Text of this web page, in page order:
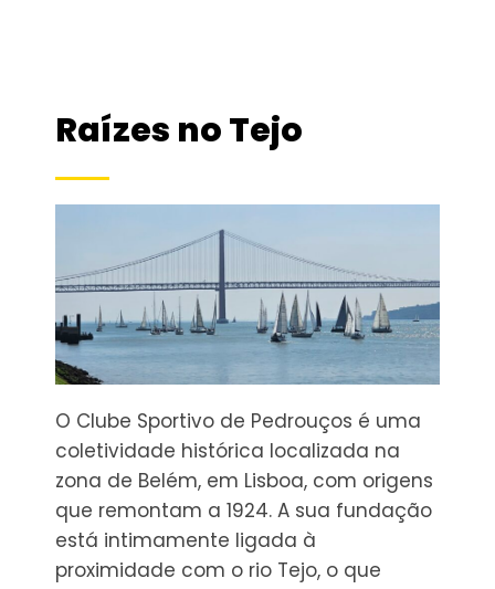
Raízes no Tejo
O Clube Sportivo de Pedrouços é uma
coletividade histórica localizada na
zona de Belém, em Lisboa, com origens
que remontam a 1924. A sua fundação
está intimamente ligada à
proximidade com o rio Tejo, o que